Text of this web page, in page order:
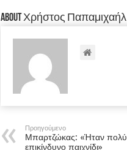
About Χρήστος Παπαμιχαήλ
Προηγούμενο
Μπαρτζώκας: «Ήταν πολύ
επικίνδυνο παιχνίδι»